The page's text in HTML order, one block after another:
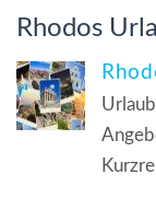
Rhodos